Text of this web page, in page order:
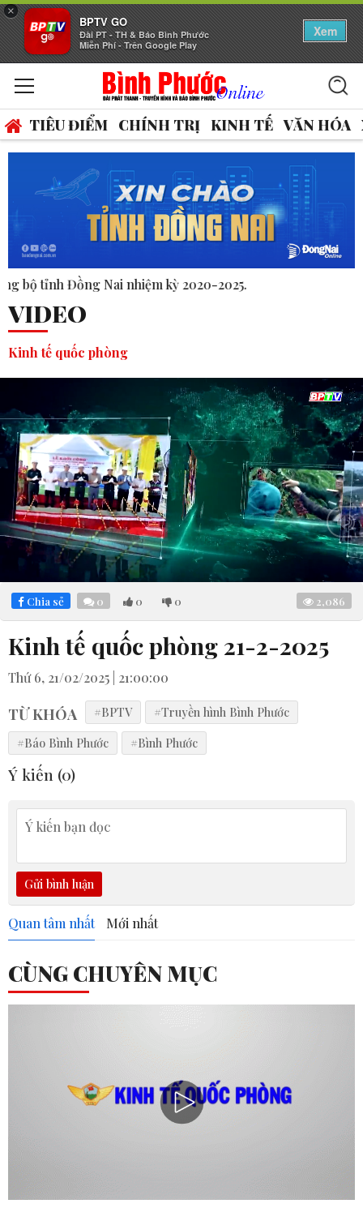
×
BPTV GO
Đài PT - TH & Báo Bình Phước
Miễn Phí - Trên Google Play
Xem
TIÊU ĐIỂM CHÍNH TRỊ KINH TẾ VĂN HÓA
2025.
VIDEO
Kinh tế quốc phòng
Mute Loaded:
4.91%
Chia sẻ 0 0 0 2,086
Kinh tế quốc phòng 21-2-2025
Thứ 6, 21/02/2025 | 21:00:00
TỪ KHÓA #BPTV
#Truyền hình Bình Phước
#Báo Bình Phước
#Bình Phước
Ý kiến (0)
Gửi bình luận
Quan tâm nhất Mới nhất
CÙNG CHUYÊN MỤC